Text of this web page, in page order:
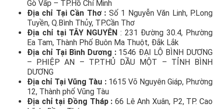
Gò Vấp – TP.Hồ Chí Minh
Địa chỉ Tại Cần Thơ : Số 1 Nguyễn Văn Linh, P.Long
Tuyền, Q.Bình Thủy, TP.Cần Thơ
Địa chỉ tại TÂY NGUYÊN : 231 Đường 30.4, Phường
Ea Tam, Thành Phố Buôn Ma Thuột, Đắk Lắk
Địa chỉ Tại Bình Dương :1546 ĐẠI LỘ BÌNH DƯƠNG
– P.HIỆP AN – TP.THỦ DẦU MỘT – TỈNH BÌNH
DƯƠNG
Địa chỉ Tại Vũng Tàu :1615 Võ Nguyên Giáp, Phường
12, Thành phố Vũng Tàu
Địa chỉ tại Đồng Tháp : 66 Lê Anh Xuân, P2, TP. Cao